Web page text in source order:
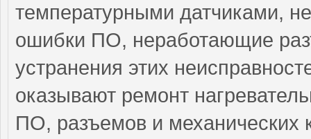
температурными датчиками,
ошибки ПО, неработающие
устранения этих
оказывают ремонт
ПО, разъемов и механических